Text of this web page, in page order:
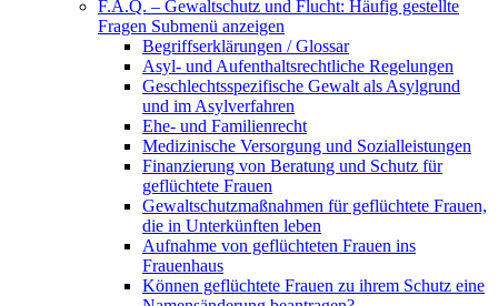
F.A.Q. – Gewaltschutz und Flucht: Häufig gestellte
Fragen Submenü anzeigen
Begriffserklärungen / Glossar
Asyl- und Aufenthaltsrechtliche Regelungen
Geschlechtsspezifische Gewalt als Asylgrund
und im Asylverfahren
Ehe- und Familienrecht
Medizinische Versorgung und Sozialleistungen
Finanzierung von Beratung und Schutz für
geflüchtete Frauen
Gewaltschutzmaßnahmen für geflüchtete Frauen,
die in Unterkünften leben
Aufnahme von geflüchteten Frauen ins
Frauenhaus
Können geflüchtete Frauen zu ihrem Schutz eine